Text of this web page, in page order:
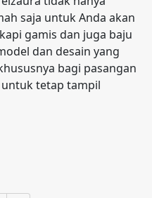
saja untuk Anda akan
gamis dan juga baju
dan desain yang
bagi pasangan
tetap tampil